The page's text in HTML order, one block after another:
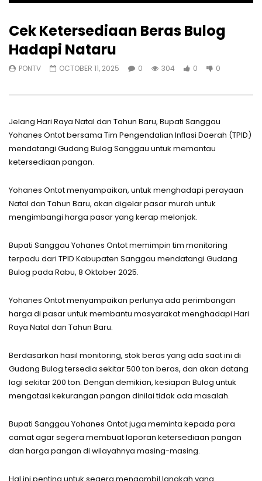
Cek Ketersediaan Beras Bulog
Hadapi Nataru
PONTV OCTOBER 11, 2025 0 304 0 0
Jelang Hari Raya Natal dan Tahun Baru, Bupati Sanggau
Yohanes Ontot bersama Tim Pengendalian Inflasi Daerah (TPID)
mendatangi Gudang Bulog Sanggau untuk memantau
ketersediaan pangan.
Yohanes Ontot menyampaikan, untuk menghadapi perayaan
Natal dan Tahun Baru, akan digelar pasar murah untuk
mengimbangi harga pasar yang kerap melonjak.
Bupati Sanggau Yohanes Ontot memimpin tim monitoring
terpadu dari TPID Kabupaten Sanggau mendatangi Gudang
Bulog pada Rabu, 8 Oktober 2025.
Yohanes Ontot menyampaikan perlunya ada perimbangan
harga di pasar untuk membantu masyarakat menghadapi Hari
Raya Natal dan Tahun Baru.
Berdasarkan hasil monitoring, stok beras yang ada saat ini di
Gudang Bulog tersedia sekitar 500 ton beras, dan akan datang
lagi sekitar 200 ton. Dengan demikian, kesiapan Bulog untuk
mengatasi kekurangan pangan dinilai tidak ada masalah.
Bupati Sanggau Yohanes Ontot juga meminta kepada para
camat agar segera membuat laporan ketersediaan pangan
dan harga pangan di wilayahnya masing-masing.